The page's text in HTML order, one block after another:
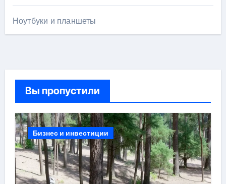
Ноутбуки и планшеты
Вы пропустили
Бизнес и инвестиции